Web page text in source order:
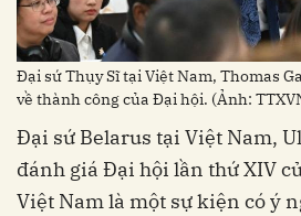
Đại sứ Thụy Sĩ tại Việt Nam, Thomas
về thành công của Đại hội. (Ảnh:
Đại sứ Belarus tại Việt Nam,
đánh giá Đại hội lần thứ XIV
Việt Nam là một sự kiện có ý